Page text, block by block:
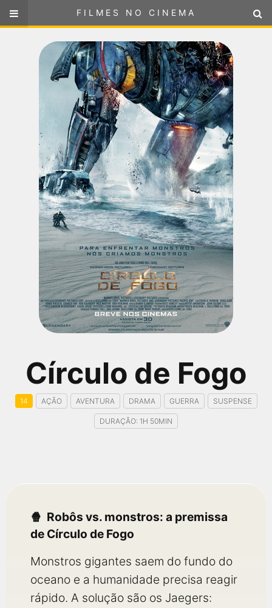
FILMES NO CINEMA
ou selecione sua localização
Círculo de Fogo
14 AÇÃO AVENTURA DRAMA GUERRA SUSPENSE
DURAÇÃO: 1H 50MIN
Robôs vs. monstros: a premissa
de Círculo de Fogo
Monstros gigantes saem do fundo do
oceano e a humanidade precisa reagir
rápido. A solução são os Jaegers:
FILMES NO CINEMA
SELECIONE SUA LOCALIZAÇÃO
FILMES EM CARTAZ
PRÓXIMOS LANÇAMENTOS
GÊNEROS
NOTÍCIAS
PÁGINA INICIAL
FilmesNoCinema.com.br é o maior localizador de filmes e
sessões de cinema no Brasil. Através dele, você pode
encontrar os filmes no cinema mais próximos a você ou a
qualquer cidade em território brasileiro. Você pode também
acessar informações sobre cinemas, horários, assistir aos
trailers e muito mais.